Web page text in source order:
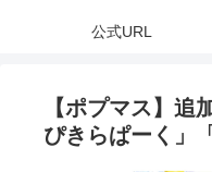
公式URL
【ポプマス】追
ぴきらぱーく」